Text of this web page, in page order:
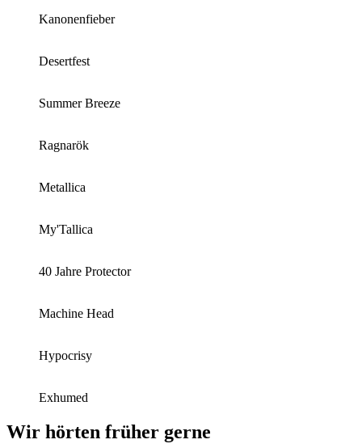
Kanonenfieber
Desertfest
Summer Breeze
Ragnarök
Metallica
My'Tallica
40 Jahre Protector
Machine Head
Hypocrisy
Exhumed
Wir hörten früher gerne